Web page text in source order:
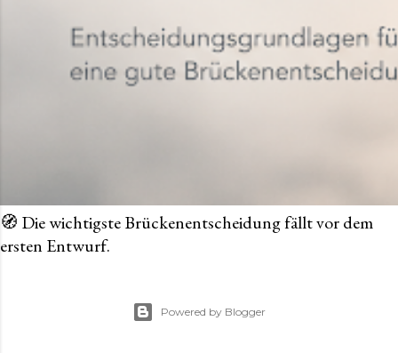
🧭 Die wichtigste Brückenentscheidung fällt vor dem
ersten Entwurf.
Powered by Blogger